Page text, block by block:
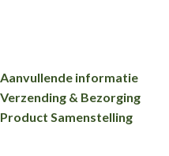
Aanvullende informatie
Verzending & Bezorging
Product Samenstelling